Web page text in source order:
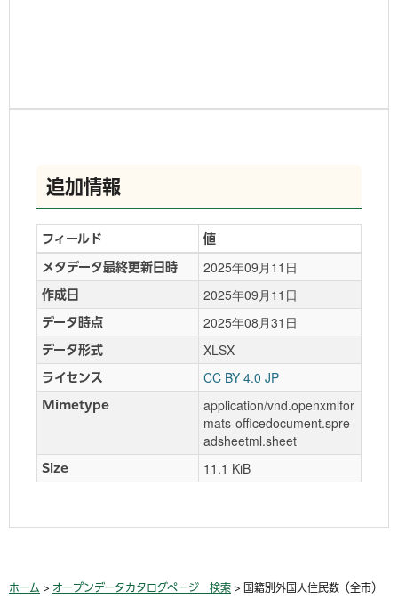
追加情報
フィールド 値
メタデータ最終更新日時 2025年09月11日
作成日 2025年09月11日
データ時点 2025年08月31日
データ形式 XLSX
ライセンス CC BY 4.0 JP
Mimetype
application/vnd.openxmlfor
mats-officedocument.spre
adsheetml.sheet
Size 11.1 KiB
ホーム > オープンデータカタログページ 検索 > 国籍別外国人住民数（全市）